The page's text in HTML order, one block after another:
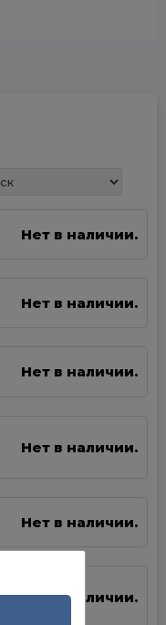
Нет в наличии.
Нет в наличии.
Нет в наличии.
Нет в наличии.
Нет в наличии.
Нет в наличии.